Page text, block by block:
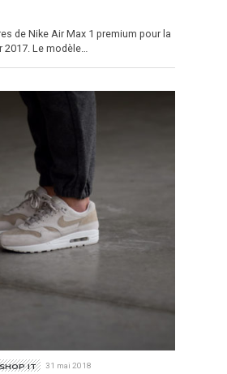
de Nike Air Max 1 premium pour la
Le modèle…
SHOP IT 31 mai 2018